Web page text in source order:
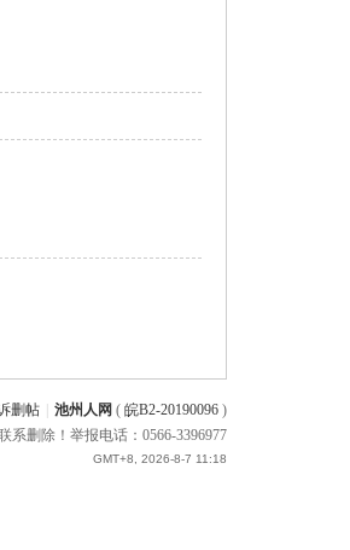
删帖 池州人网 ( 皖B2-20190096 )
删除！举报电话：0566-3396977
GMT+8, 2026-8-7 11:18